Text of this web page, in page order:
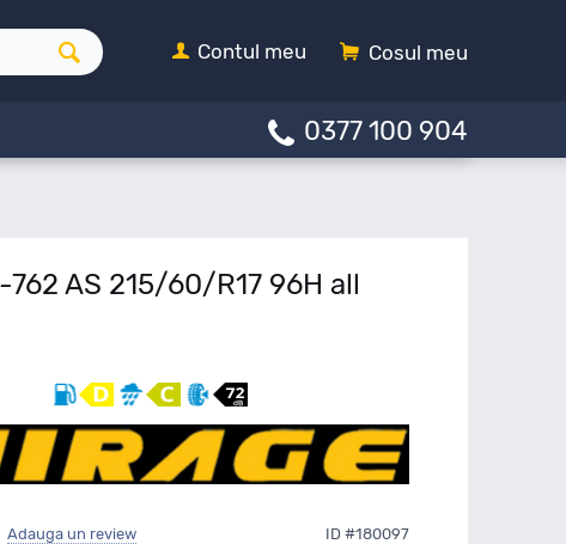
Cosul meu
Contul meu
0377 100 904
762 AS 215/60/R17 96H all
Adauga un review ID #180097